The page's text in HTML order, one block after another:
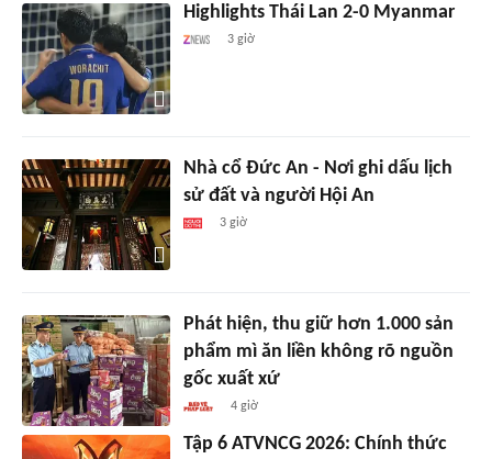
Highlights Thái Lan 2-0 Myanmar
3 giờ
Nhà cổ Đức An - Nơi ghi dấu lịch
sử đất và người Hội An
3 giờ
Phát hiện, thu giữ hơn 1.000 sản
phẩm mì ăn liền không rõ nguồn
gốc xuất xứ
4 giờ
Tập 6 ATVNCG 2026: Chính thức